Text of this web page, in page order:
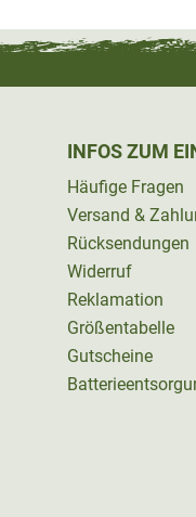
INFOS ZUM
Häufige Fragen
Versand &
Rücksendungen
Widerruf
Reklamation
Größentabelle
Gutscheine